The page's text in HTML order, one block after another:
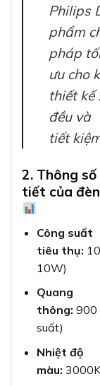
Philips
phẩm
pháp
ưu cho
thiết kế
đều và
tiết
2. Thông
tiết của đèn
Công suất
tiêu thụ:
10W)
Quang
thông: 900
suất)
Nhiệt độ
màu: